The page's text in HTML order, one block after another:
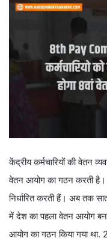
केंद्रीय कर्मचारियों की वेतन
वेतन आयोग का गठन करती है।
निर्धारित करती हैं। अब तक
में देश का पहला वेतन आयोग
आयोग का गठन किया गया